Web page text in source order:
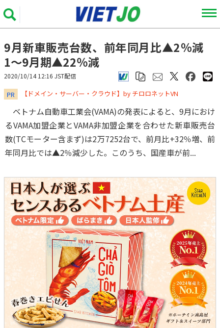
9月新車販売台数、前年同月比▲2％減
1～9月期▲22％減
2020/10/14 12:16 JST配信
PR ​​​​​​​【ドメイン・サーバー・クラウド】by チロロネットVN
ベトナム自動車工業会(VAMA)の発表によると、9月におけ
るVAMA加盟企業とVAMA非加盟企業を合わせた新車販売台
数(TCモーター含まず)は2万7252台で、前月比+32％増、前
年同月比では▲2％減少した。このうち、国産車が前...